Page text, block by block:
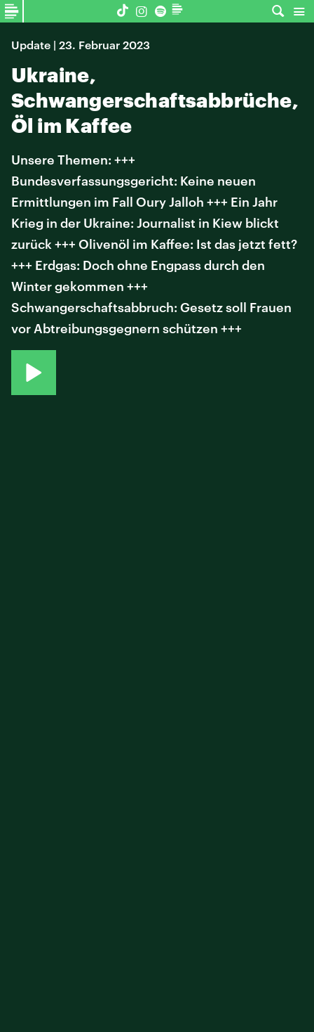
Update | 23. Februar 2023
Ukraine,
Schwangerschaftsabbrüche,
Öl im Kaffee
Unsere Themen: +++
Bundesverfassungsgericht: Keine neuen
Ermittlungen im Fall Oury Jalloh +++ Ein Jahr
Krieg in der Ukraine: Journalist in Kiew blickt
zurück +++ Olivenöl im Kaffee: Ist das jetzt fett?
+++ Erdgas: Doch ohne Engpass durch den
Winter gekommen +++
Schwangerschaftsabbruch: Gesetz soll Frauen
vor Abtreibungsgegnern schützen +++